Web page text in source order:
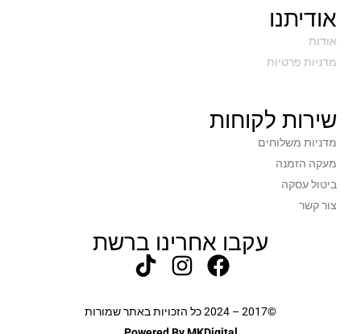
אודיתנו
אודות
מדניות פרטיות
שירות לקוחות
מדניות משלוחים
מעקה הזמנה
ביטול עסקה
צור קשר
עקבו אחרינו ברשת
©2017 – 2024 כל הזכויות באתר שמורות